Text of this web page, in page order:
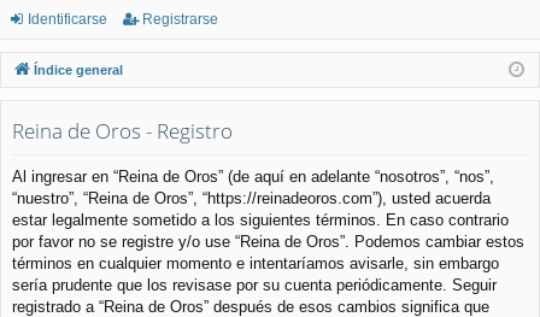
or
os
nt
ifi
rs
e
ist
ra
Identificarse Registrarse
Índice general
Reina de Oros - Registro
Al ingresar en “Reina de Oros” (de aquí en adelante “nosotros”, “nos”,
“nuestro”, “Reina de Oros”, “https://reinadeoros.com”), usted acuerda
estar legalmente sometido a los siguientes términos. En caso contrario
por favor no se registre y/o use “Reina de Oros”. Podemos cambiar estos
términos en cualquier momento e intentaríamos avisarle, sin embargo
sería prudente que los revisase por su cuenta periódicamente. Seguir
registrado a “Reina de Oros” después de esos cambios significa que